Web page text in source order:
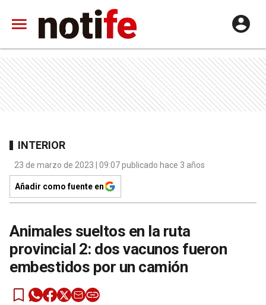
INTERIOR
23 de marzo de 2023 | 09:07 publicado hace 3 años
Añadir como fuente en
Animales sueltos en la ruta
provincial 2: dos vacunos fueron
embestidos por un camión